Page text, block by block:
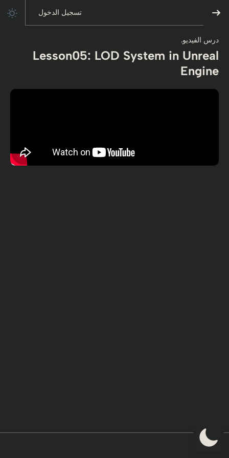
تسجيل الدخول
درس الفيديو.
Lesson05: LOD System in Unreal
Engine